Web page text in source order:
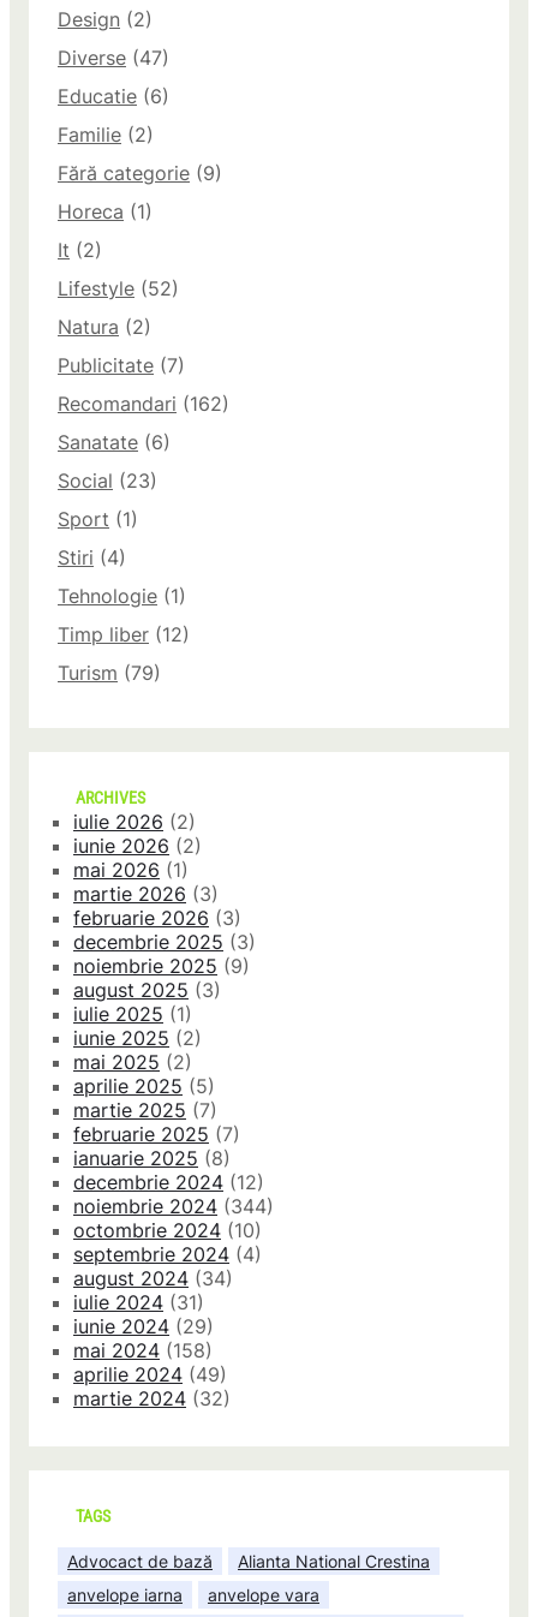
Design (2)
Diverse (47)
Educatie (6)
Familie (2)
Fără categorie (9)
Horeca (1)
It (2)
Lifestyle (52)
Natura (2)
Publicitate (7)
Recomandari (162)
Sanatate (6)
Social (23)
Sport (1)
Stiri (4)
Tehnologie (1)
Timp liber (12)
Turism (79)
ARCHIVES
iulie 2026 (2)
iunie 2026 (2)
mai 2026 (1)
martie 2026 (3)
februarie 2026 (3)
decembrie 2025 (3)
noiembrie 2025 (9)
august 2025 (3)
iulie 2025 (1)
iunie 2025 (2)
mai 2025 (2)
aprilie 2025 (5)
martie 2025 (7)
februarie 2025 (7)
ianuarie 2025 (8)
decembrie 2024 (12)
noiembrie 2024 (344)
octombrie 2024 (10)
septembrie 2024 (4)
august 2024 (34)
iulie 2024 (31)
iunie 2024 (29)
mai 2024 (158)
aprilie 2024 (49)
martie 2024 (32)
TAGS
Advocact de bază
Alianta National Crestina
anvelope iarna
anvelope vara